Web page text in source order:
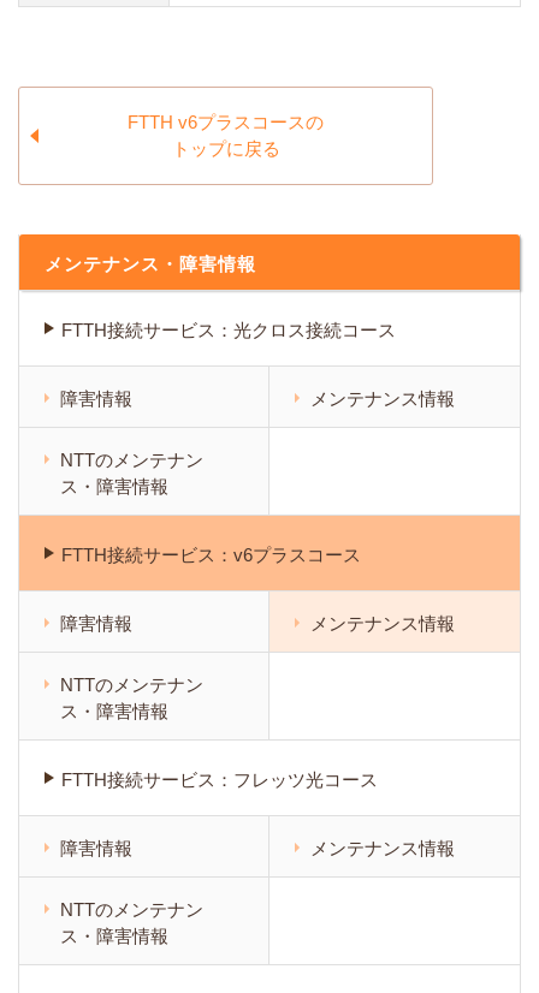
FTTH v6プラスコースの
トップに戻る
メンテナンス・障害情報
FTTH接続サービス：光クロス接続コース
障害情報 メンテナンス情報
NTTのメンテナン
ス・障害情報
FTTH接続サービス：v6プラスコース
障害情報 メンテナンス情報
NTTのメンテナン
ス・障害情報
FTTH接続サービス：フレッツ光コース
障害情報 メンテナンス情報
NTTのメンテナン
ス・障害情報